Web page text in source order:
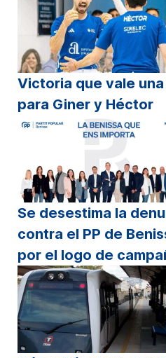
Victoria que vale
para Giner y Héctor
Se desestima la
contra el PP de
por el logo de